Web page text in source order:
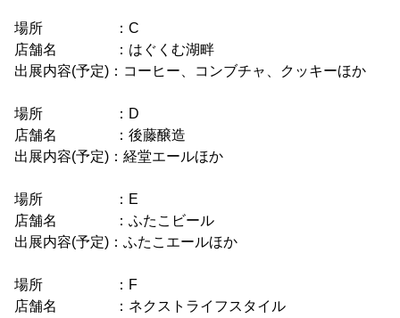
場所 ：C
店舗名 ：はぐくむ湖畔
出展内容(予定)：コーヒー、コンブチャ、クッキーほか
場所 ：D
店舗名 ：後藤醸造
出展内容(予定)：経堂エールほか
場所 ：E
店舗名 ：ふたこビール
出展内容(予定)：ふたこエールほか
場所 ：F
店舗名 ：ネクストライフスタイル